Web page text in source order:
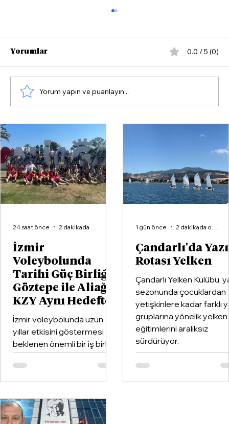
İzmir
Voleybolunda
Tarihi Güç Birliği:
Göztepe ile Aliağa
KZY Aynı Hedefte
İzmir voleybolunda uzun
yıllar etkisini göstermesi
beklenen önemli bir iş birliği
hayata geçirildi. Kentin köklü
kulüplerinden Göztepe
Spor Kulübü ile İzmir'in en
organizasyonlarından
Aliağa KZY Spor Kulübü,
24 saat önce
Çandarlı'da
Rotası Yelken
Çandarlı Yelken Kulübü,
sezonunda çocuklardan
yetişkinlere kadar farklı
gruplarına yönelik yelken
eğitimlerini aralıksız
sürdürüyor.
1 gün önce
Öner Akgerman hayatını kaybetti
Yorumlar 0.0 / 5 (0)
Yorum yapın ve puanlayın...